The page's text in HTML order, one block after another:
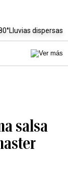
Lluvias dispersas
salsa